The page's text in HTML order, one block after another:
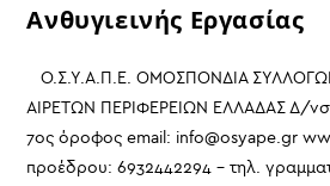
Ανθυγιεινής Εργασίας
Ο.Σ.Υ.Α.Π.Ε. ΟΜΟΣΠΟΝΔΙΑ
ΑΙΡΕΤΩΝ ΠΕΡΙΦΕΡΕΙΩΝ ΕΛΛΑΔΑΣ Δ/
7ος όροφος email: info@osyape.gr
προέδρου: 6932442294 – τηλ.